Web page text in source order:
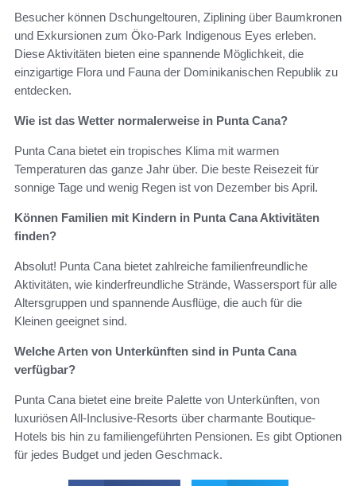
Besucher können Dschungeltouren, Ziplining über Baumkronen
und Exkursionen zum Öko-Park Indigenous Eyes erleben.
Diese Aktivitäten bieten eine spannende Möglichkeit, die
einzigartige Flora und Fauna der Dominikanischen Republik zu
entdecken.
Wie ist das Wetter normalerweise in Punta Cana?
Punta Cana bietet ein tropisches Klima mit warmen
Temperaturen das ganze Jahr über. Die beste Reisezeit für
sonnige Tage und wenig Regen ist von Dezember bis April.
Können Familien mit Kindern in Punta Cana Aktivitäten
finden?
Absolut! Punta Cana bietet zahlreiche familienfreundliche
Aktivitäten, wie kinderfreundliche Strände, Wassersport für alle
Altersgruppen und spannende Ausflüge, die auch für die
Kleinen geeignet sind.
Welche Arten von Unterkünften sind in Punta Cana
verfügbar?
Punta Cana bietet eine breite Palette von Unterkünften, von
luxuriösen All-Inclusive-Resorts über charmante Boutique-
Hotels bis hin zu familiengeführten Pensionen. Es gibt Optionen
für jedes Budget und jeden Geschmack.